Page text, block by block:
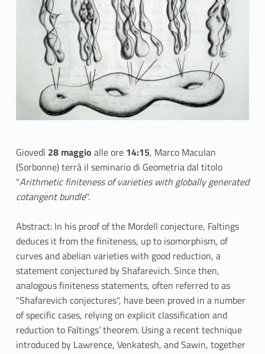
Giovedì 28 maggio alle ore 14:15, Marco Maculan
(Sorbonne) terrà il seminario di Geometria dal titolo
"Arithmetic finiteness of varieties with globally generated
cotangent bundle".
Abstract: In his proof of the Mordell conjecture, Faltings
deduces it from the finiteness, up to isomorphism, of
curves and abelian varieties with good reduction, a
statement conjectured by Shafarevich. Since then,
analogous finiteness statements, often referred to as
"Shafarevich conjectures", have been proved in a number
of specific cases, relying on explicit classification and
reduction to Faltings’ theorem. Using a recent technique
introduced by Lawrence, Venkatesh, and Sawin, together